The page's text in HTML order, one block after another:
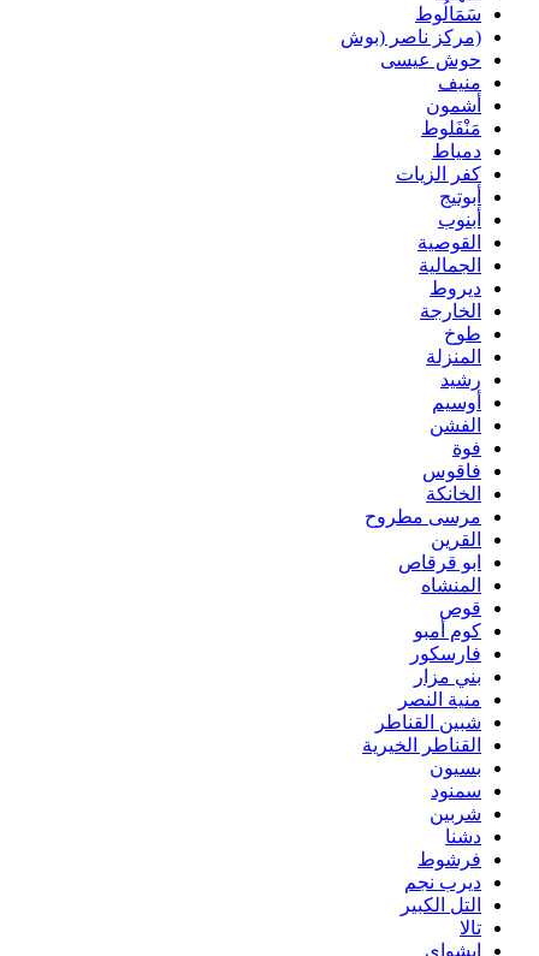
سَمَالُوط
(مركز ناصر (بوش
حوش عيسى
منيف
أشمون
مَنْفَلوط
دمياط
كفر الزيات
أبوتيج
أبنوب
القوصية
الجمالية
ديروط
الخارجة
طوخ
المنزلة
رشيد
أوسيم
الفشن
فوة
فاقوس
الخانكة
مرسى مطروح
القرين
ابو قرقاص
المنشاه
قوص
كوم أمبو
فارسكور
بني مزار
منية النصر
شبين القناطر
القناطر الخيرية
بسيون
سمنود
شربين
دشنا
فرشوط
ديرب نجم
التل الكبير
تالا
ابشواى